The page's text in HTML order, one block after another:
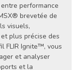
performance
brevetée de
visuels,
plus précise des
FLIR Ignite™, vous
et analyser
et la